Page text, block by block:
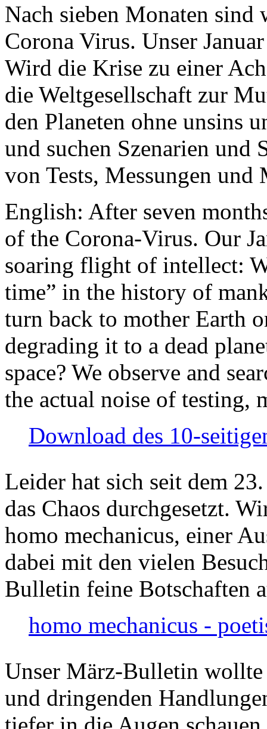
Nach sieben Monaten
Corona Virus. Unser
Wird die Krise zu einer
die Weltgesellschaft zur
den Planeten ohne unsins
und suchen Szenarien und
von Tests, Messungen und
English: After seven
of the Corona-Virus. Our
soaring flight of intellect:
time” in the history of
turn back to mother Earth
degrading it to a dead
space? We observe and
the actual noise of testing,
Download des 10-
Leider hat sich seit dem
das Chaos durchgesetzt.
homo mechanicus, einer
dabei mit den vielen
Bulletin feine Botschaften
homo mechanicus -
Unser März-Bulletin
und dringenden